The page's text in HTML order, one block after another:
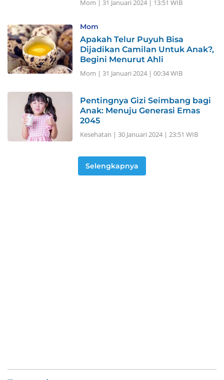
Mom | 31 Januari 2024 | 13:51 WIB
Mom
Apakah Telur Puyuh Bisa
Dijadikan Camilan Untuk Anak?,
Begini Menurut Ahli
Mom | 31 Januari 2024 | 00:34 WIB
Pentingnya Gizi Seimbang bagi
Anak: Menuju Generasi Emas
2045
Kesehatan | 30 Januari 2024 | 23:51 WIB
Selengkapnya